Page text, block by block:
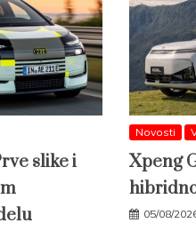
slike i
Novosti
Xpeng
05/08/